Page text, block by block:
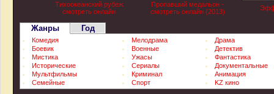
Тихоокеанский рубеж
смотреть онлайн
Пропавший медальон -
смотреть онлайн (2013)
Жанры Год
Комедия Мелодрама
Драма
Боевик
Военные
Детектив
Мистика
Ужасы
Фантастика
Исторические
Сериалы
Документальные
Мультфильмы
Криминал
Анимация
Семейные
Спорт KZ кино